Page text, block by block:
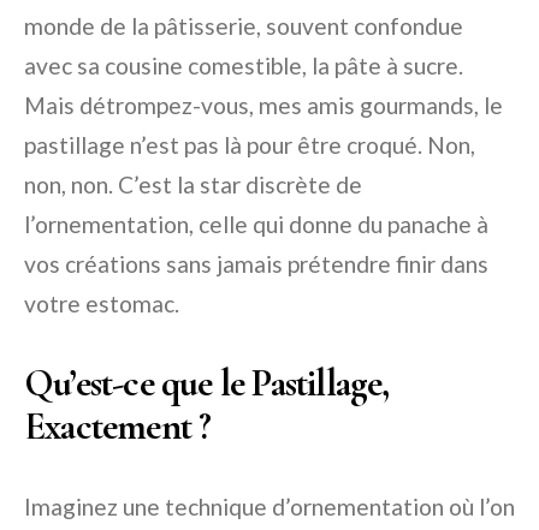
monde de la pâtisserie, souvent confondue
avec sa cousine comestible, la pâte à sucre.
Mais détrompez-vous, mes amis gourmands, le
pastillage n’est pas là pour être croqué. Non,
non, non. C’est la star discrète de
l’ornementation, celle qui donne du panache à
vos créations sans jamais prétendre finir dans
votre estomac.
Qu’est-ce que le Pastillage,
Exactement ?
Imaginez une technique d’ornementation où l’on